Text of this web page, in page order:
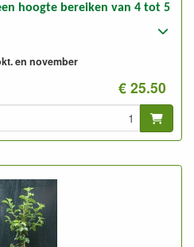
hoogte bereiken van 4 tot 5
en gesnoeid
en november
€ 25.50